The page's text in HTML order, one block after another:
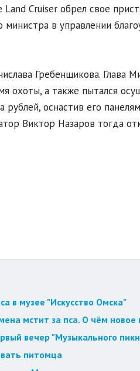
Cruiser обрел свое
в управлении
Гребенщикова. Глава
охоты, а также пытался
оснастив его
Виктор Назаров тогда
в музее "Искусство Омска"
мстит за пса. О чём новое
вечер "Музыкального
питомца